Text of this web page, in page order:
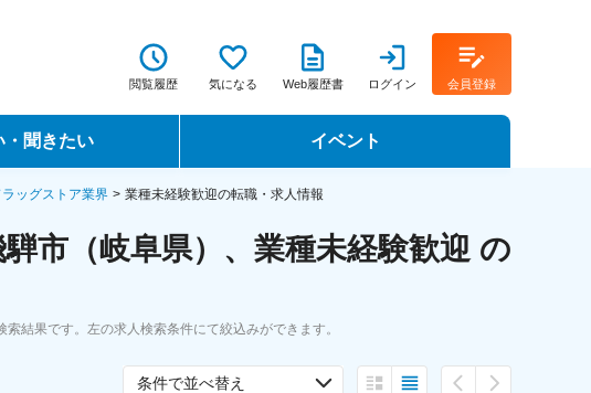
閲覧履歴 気になる Web履歴書 ログイン 会員登録
・聞きたい イベント
転職イベント・転職セミナー
転職フェア
ッグストア業界 業種未経験歓迎の転職・求人情報
市（岐阜県）、業種未経験歓迎 の
結果です。左の求人検索条件にて絞込みができます。
条件で並べ替え